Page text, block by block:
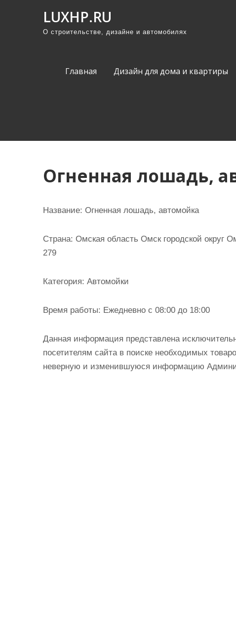
LUXHP.RU
О строительстве, дизайне и автомобилях
Главная Дизайн для дома и квартиры
Огненная лошадь,
Название: Огненная лошадь, автомойка
Страна: Омская область Омск городской округ
279
Категория: Автомойки
Время работы: Ежедневно с 08:00 до 18:00
Данная информация представлена
посетителям сайта в поиске необходимых
неверную и изменившуюся информацию